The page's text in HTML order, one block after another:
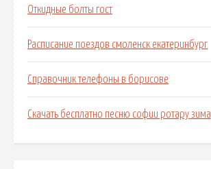
Откидные болты гост
Расписание поездов смоленск екатеринбург
Справочник телефоны в борисове
Скачать бесплатно песню софии ротару зима